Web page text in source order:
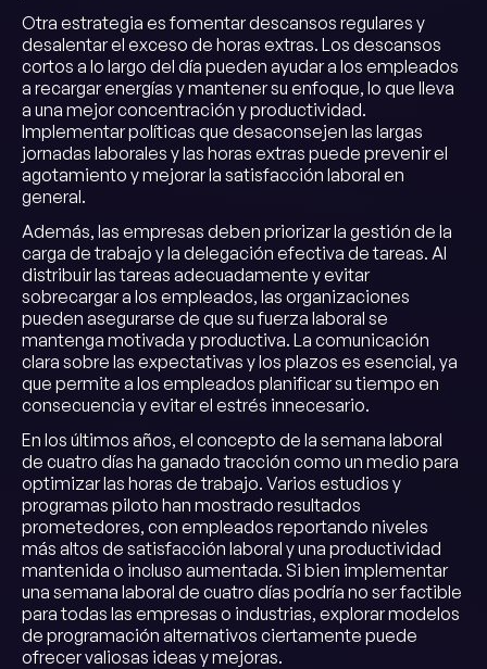
Otra estrategia es fomentar descansos regulares y
desalentar el exceso de horas extras. Los descansos
cortos a lo largo del día pueden ayudar a los empleados
a recargar energías y mantener su enfoque, lo que lleva
a una mejor concentración y productividad.
Implementar políticas que desaconsejen las largas
jornadas laborales y las horas extras puede prevenir el
agotamiento y mejorar la satisfacción laboral en
general.
Además, las empresas deben priorizar la gestión de la
carga de trabajo y la delegación efectiva de tareas. Al
distribuir las tareas adecuadamente y evitar
sobrecargar a los empleados, las organizaciones
pueden asegurarse de que su fuerza laboral se
mantenga motivada y productiva. La comunicación
clara sobre las expectativas y los plazos es esencial, ya
que permite a los empleados planificar su tiempo en
consecuencia y evitar el estrés innecesario.
En los últimos años, el concepto de la semana laboral
de cuatro días ha ganado tracción como un medio para
optimizar las horas de trabajo. Varios estudios y
programas piloto han mostrado resultados
prometedores, con empleados reportando niveles
más altos de satisfacción laboral y una productividad
mantenida o incluso aumentada. Si bien implementar
una semana laboral de cuatro días podría no ser factible
para todas las empresas o industrias, explorar modelos
de programación alternativos ciertamente puede
ofrecer valiosas ideas y mejoras.